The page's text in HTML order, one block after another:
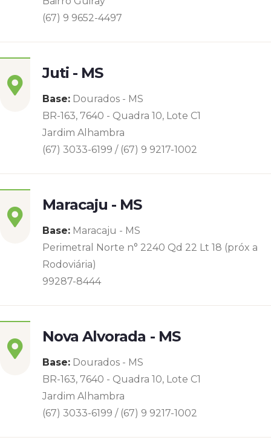
(67) 9 9652-4497
Juti - MS
Base: Dourados - MS
BR-163, 7640 - Quadra 10, Lote C1
Jardim Alhambra
(67) 3033-6199 / (67) 9 9217-1002
Maracaju - MS
Base: Maracaju - MS
Perimetral Norte n° 2240 Qd 22 Lt 18 (próx a
Rodoviária)
99287-8444
Nova Alvorada - MS
Base: Dourados - MS
BR-163, 7640 - Quadra 10, Lote C1
Jardim Alhambra
(67) 3033-6199 / (67) 9 9217-1002